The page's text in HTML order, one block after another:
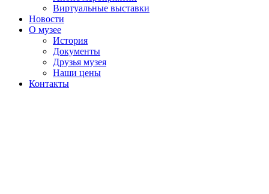
Виртуальные выставки
Новости
О музее
История
Документы
Друзья музея
Наши цены
Контакты